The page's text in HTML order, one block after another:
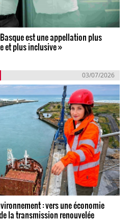
est une appellation plus
et plus inclusive »
03/07/2026
: vers une économie
la transmission renouvelée